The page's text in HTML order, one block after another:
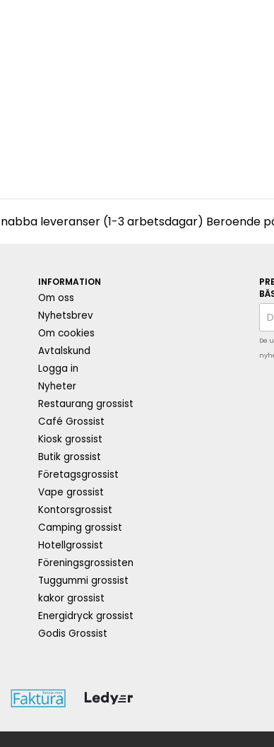
leveranser (1-3 arbetsdagar) Beroende
INFORMATION
Om oss
Nyhetsbrev
Om cookies
Avtalskund
Logga in
Nyheter
Restaurang grossist
Café Grossist
Kiosk grossist
Butik grossist
Företagsgrossist
Vape grossist
Kontorsgrossist
Camping grossist
Hotellgrossist
Föreningsgrossisten
Tuggummi grossist
kakor grossist
Energidryck grossist
Godis Grossist
E-
De